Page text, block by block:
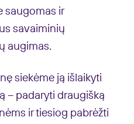
saugomas ir
savaiminių
augimas.
siekėme ją išlaikyti
– padaryti draugišką
ir tiesiog pabrėžti